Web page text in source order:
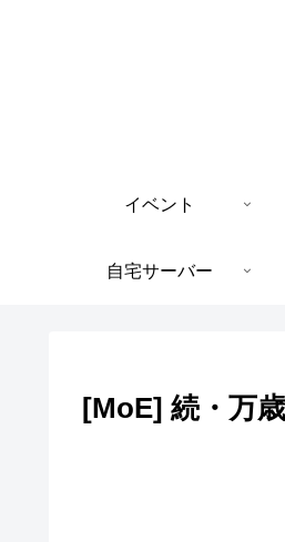
イベント
自宅サーバー
[MoE] 続・万